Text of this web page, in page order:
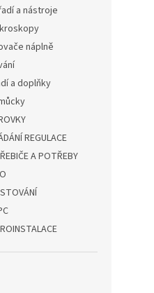
a nástroje
náplně
a doplňky
REGULACE
A POTŘEBY